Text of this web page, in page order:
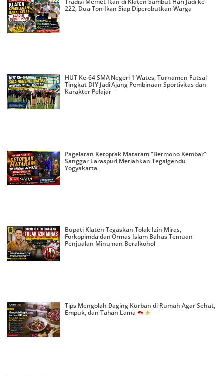
Tradisi Memet Ikan di Klaten Sambut Hari Jadi ke-
222, Dua Ton Ikan Siap Diperebutkan Warga
HUT Ke-64 SMA Negeri 1 Wates, Turnamen Futsal
Tingkat DIY Jadi Ajang Pembinaan Sportivitas dan
Karakter Pelajar
Pagelaran Ketoprak Mataram “Bermono Kembar”
Sanggar Laraspuri Meriahkan Tegalgendu
Yogyakarta
Bupati Klaten Tegaskan Tolak Izin Miras,
Forkopimda dan Ormas Islam Bahas Temuan
Penjualan Minuman Beralkohol
Tips Mengolah Daging Kurban di Rumah Agar Sehat,
Empuk, dan Tahan Lama